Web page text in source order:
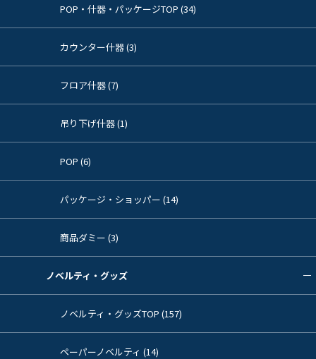
POP・什器・パッケージTOP (34)
カウンター什器 (3)
フロア什器 (7)
吊り下げ什器 (1)
POP (6)
パッケージ・ショッパー (14)
商品ダミー (3)
ノベルティ・グッズ
ノベルティ・グッズTOP (157)
ペーパーノベルティ (14)